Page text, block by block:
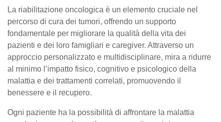
La riabilitazione oncologica è un elemento cruciale nel
percorso di cura dei tumori, offrendo un supporto
fondamentale per migliorare la qualità della vita dei
pazienti e dei loro famigliari e caregiver. Attraverso un
approccio personalizzato e multidisciplinare, mira a ridurre
al minimo l’impatto fisico, cognitivo e psicologico della
malattia e dei trattamenti correlati, promuovendo il
benessere e il recupero.
Ogni paziente ha la possibilità di affrontare la malattia